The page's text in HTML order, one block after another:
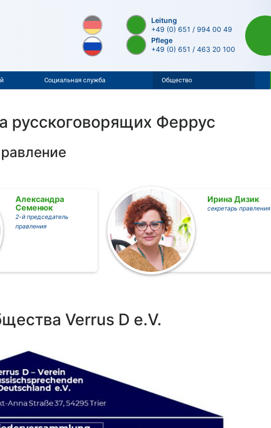
Leitung
+49 (0) 651 / 994 00 49
Pflege
+49 (0) 651 / 463 20 100
Социальная служба Общество
русскоговорящих Феррус
Александра
Семенюк
2-й председатель
правления
Ирина Дизик
секретарь правления
Verrus D e.V.